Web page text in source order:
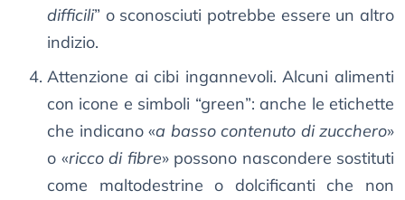
difficili” o sconosciuti potrebbe essere un altro
indizio.
Attenzione ai cibi ingannevoli. Alcuni alimenti
con icone e simboli “green”: anche le etichette
che indicano «a basso contenuto di zucchero»
o «ricco di fibre» possono nascondere sostituti
come maltodestrine o dolcificanti che non